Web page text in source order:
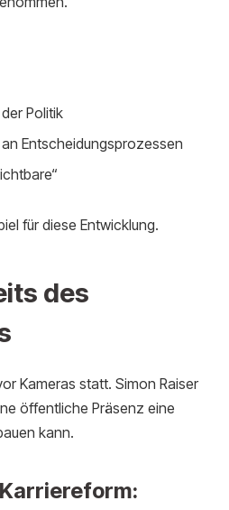
Politik
Entscheidungsprozessen
für diese Entwicklung.
des
Kameras statt. Simon Raiser
öffentliche Präsenz eine
kann.